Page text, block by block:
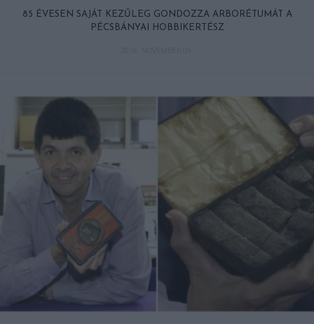
85 ÉVESEN SAJÁT KEZŰLEG GONDOZZA ARBORÉTUMÁT A
PÉCSBÁNYAI HOBBIKERTÉSZ